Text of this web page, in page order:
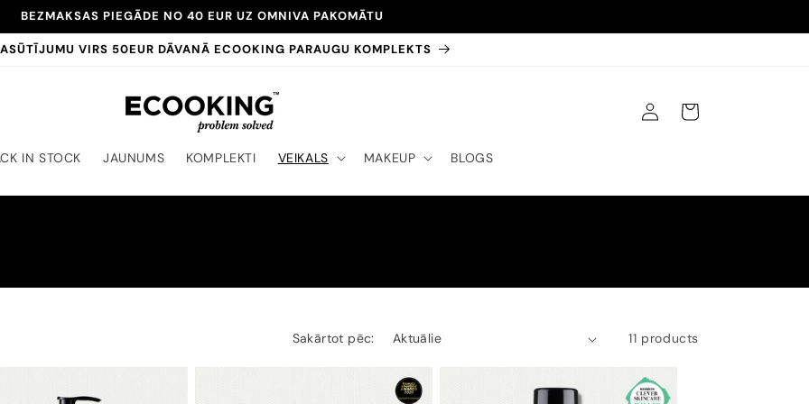
BEZMAKSAS PIEGĀDE NO 40 EUR UZ OMNIVA PAKOMĀTU
VIRS 50EUR DĀVANĀ ECOOKING PARAUGU KOMPLEKTS
IN STOCK JAUNUMS KOMPLEKTI VEIKALS MAKEUP BLOGS
IELOGOTIESGROZS
Sakārtot pēc: 11 products